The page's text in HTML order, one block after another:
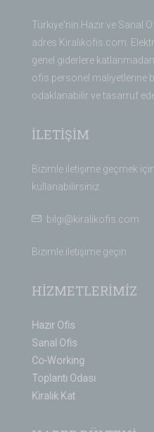
Türkiye'nin Hazır ve Sanal
adres Kiralikofis.com.
genel giderlere
ofis personel maliyetlerine
odaklanabilir ve tasarruf
İLETİŞİM
Bizimle iletişime geçmek
kullanabilirsiniz.
bilgi@kiralikofis.com
Bizimle iletişime geçin
HİZMETLERİMİZ
Hazır Ofis
Sanal Ofis
Co-Working
Toplantı Odası
Kiralık Kat